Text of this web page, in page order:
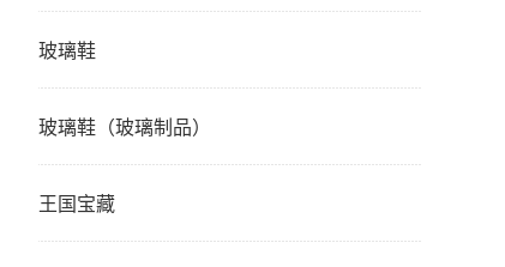
玻璃鞋
玻璃鞋（玻璃制品）
王国宝藏